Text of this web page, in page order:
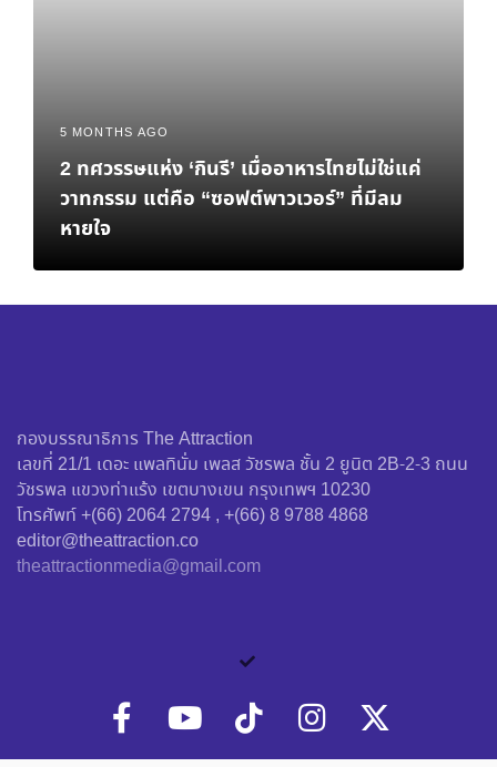
5 MONTHS AGO
2 ทศวรรษแห่ง ‘กินรี’ เมื่ออาหารไทยไม่ใช่แค่
วาทกรรม แต่คือ “ซอฟต์พาวเวอร์” ที่มีลม
หายใจ
กองบรรณาธิการ The Attraction
เลขที่ 21/1 เดอะ แพลทินั่ม เพลส วัชรพล ชั้น 2 ยูนิต 2B-2-3 ถนน
วัชรพล แขวงท่าแร้ง เขตบางเขน กรุงเทพฯ 10230
โทรศัพท์ +(66) 2064 2794 , +(66) 8 9788 4868
editor@theattraction.co
theattractionmedia@gmail.com